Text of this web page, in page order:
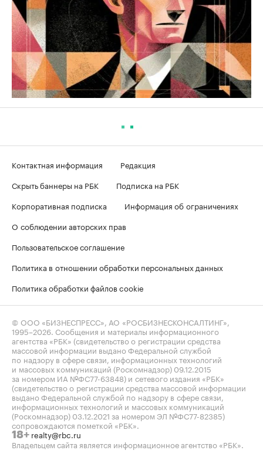
Контактная информация
Редакция
Скрыть баннеры на РБК
Подписка на РБК
Корпоративная подписка
Информация об ограничениях
О соблюдении авторских прав
Пользовательское соглашение
Политика в отношении обработки персональных данных
Политика обработки файлов cookie
© ООО «БИЗНЕСПРЕСС», АО «РОСБИЗНЕСКОНСАЛТИНГ»,
1995–2026. Сообщения и материалы информационного
агентства «РБК» (свидетельство о регистрации средства
массовой информации выдано Федеральной службой
по надзору в сфере связи, информационных технологий
и массовых коммуникаций (Роскомнадзор) 09.12.2015
за номером ИА №ФС77-63848) и сетевого издания «РБК»
(свидетельство о регистрации средства массовой информации
выдано Федеральной службой по надзору в сфере связи,
информационных технологий и массовых коммуникаций
(Роскомнадзор) 03.12.2021 за номером ЭЛ №ФС77-82385)
сопровождаются пометкой «РБК».
18+ realty@rbc.ru
Владельцем сайта является информационное агентство «РБК».